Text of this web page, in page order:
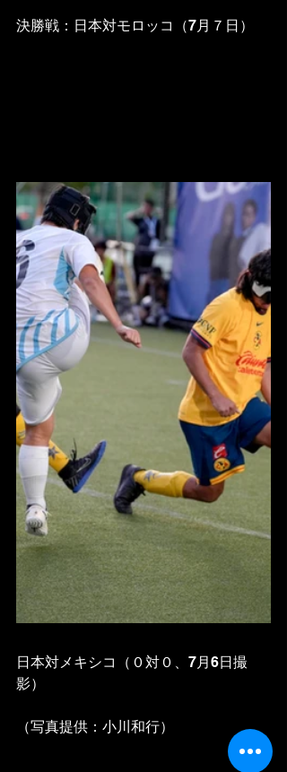
決勝戦：日本対モロッコ（7月７日）
日本対メキシコ（０対０、7月6日撮
影）
（写真提供：小川和行）